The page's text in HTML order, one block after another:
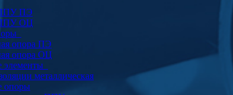
ПЭ
ОЦ
опора ПЭ
опора ОЦ
элементы
металлическая
опоры